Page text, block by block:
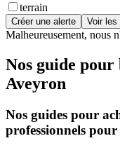
terrain
Créer une alerte Voir les
Malheureusement, nous
Nos guide
Aveyron
Nos guides pour
professionnels